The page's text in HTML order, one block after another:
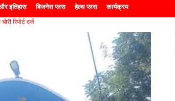
इतिहास बिजनेस प्लस हेल्थ प्लस कार्यक्रम
रिपोर्ट दर्ज